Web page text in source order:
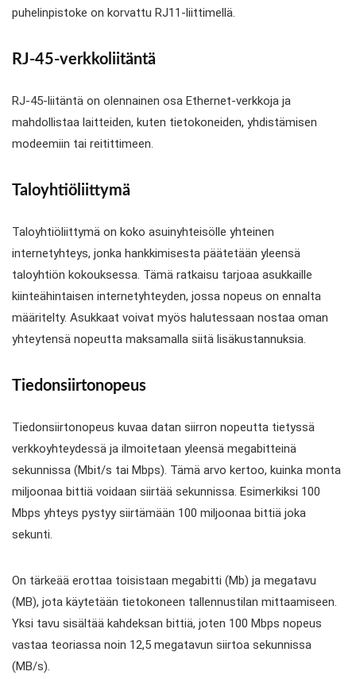
puhelinpistoke on korvattu RJ11-liittimellä.
RJ-45-verkkoliitäntä
RJ-45-liitäntä on olennainen osa Ethernet-verkkoja ja
mahdollistaa laitteiden, kuten tietokoneiden, yhdistämisen
modeemiin tai reitittimeen.
Taloyhtiöliittymä
Taloyhtiöliittymä on koko asuinyhteisölle yhteinen
internetyhteys, jonka hankkimisesta päätetään yleensä
taloyhtiön kokouksessa. Tämä ratkaisu tarjoaa asukkaille
kiinteähintaisen internetyhteyden, jossa nopeus on ennalta
määritelty. Asukkaat voivat myös halutessaan nostaa oman
yhteytensä nopeutta maksamalla siitä lisäkustannuksia.
Tiedonsiirtonopeus
Tiedonsiirtonopeus kuvaa datan siirron nopeutta tietyssä
verkkoyhteydessä ja ilmoitetaan yleensä megabitteinä
sekunnissa (Mbit/s tai Mbps). Tämä arvo kertoo, kuinka monta
miljoonaa bittiä voidaan siirtää sekunnissa. Esimerkiksi 100
Mbps yhteys pystyy siirtämään 100 miljoonaa bittiä joka
sekunti.
On tärkeää erottaa toisistaan megabitti (Mb) ja megatavu
(MB), jota käytetään tietokoneen tallennustilan mittaamiseen.
Yksi tavu sisältää kahdeksan bittiä, joten 100 Mbps nopeus
vastaa teoriassa noin 12,5 megatavun siirtoa sekunnissa
(MB/s).